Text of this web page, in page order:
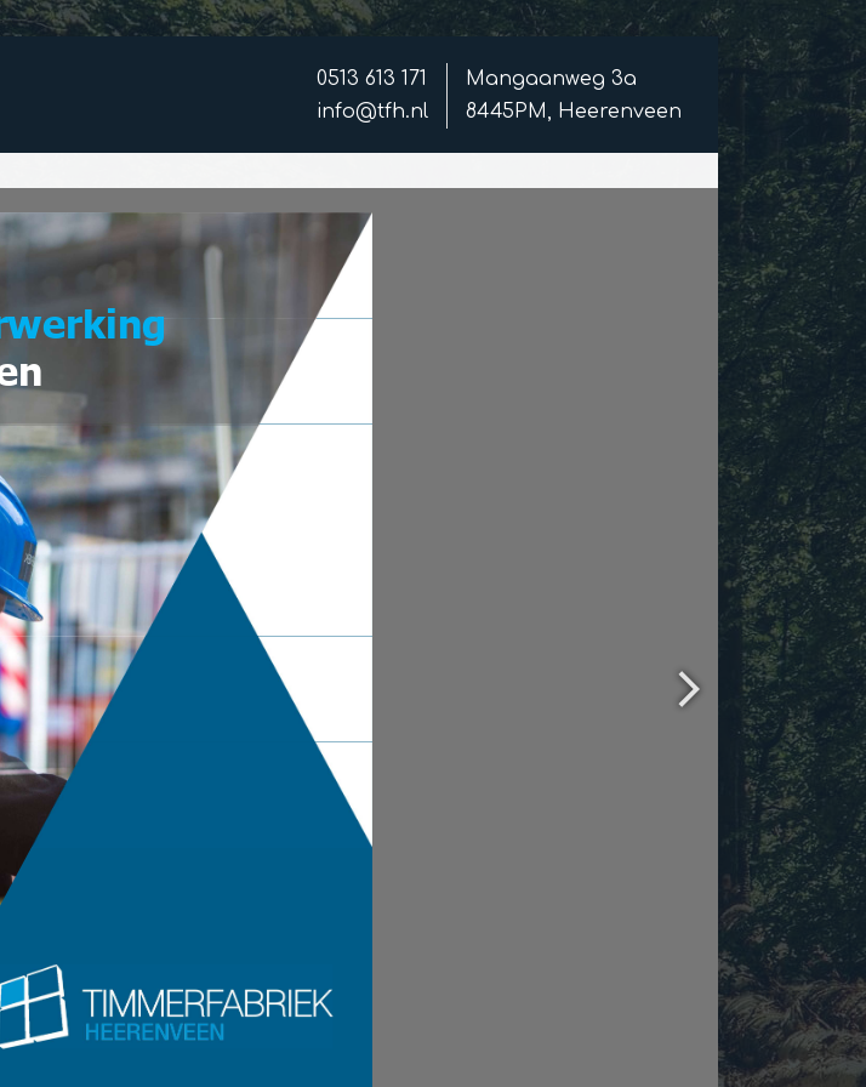
0513 613 171
info@tfh.nl
Mangaanweg 3a
8445PM, Heerenveen